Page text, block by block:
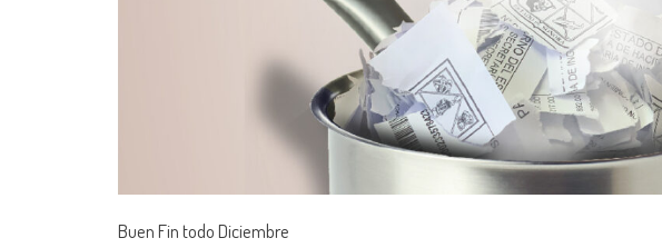
Buen Fin todo Diciembre